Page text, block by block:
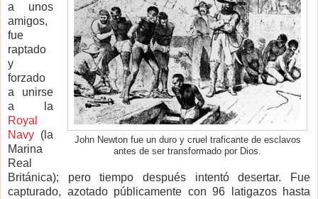
John Newton fue un duro y cruel traficante de esclavos
antes de ser transformado por Dios.
a unos
amigos,
fue
raptado
y
forzado
a unirse
a la
Royal
Navy (la
Marina
Real
Británica); pero tiempo después intentó desertar. Fue
capturado, azotado públicamente con 96 latigazos hasta